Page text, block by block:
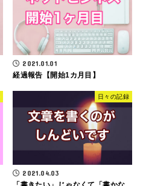
2021.01.01
経過報告【開始1カ月目】
日々の記録
2021.04.03